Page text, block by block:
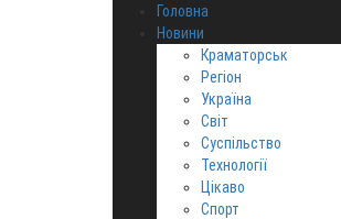
Головна
Новини
Краматорськ
Регіон
Україна
Світ
Суспільство
Технології
Цікаво
Спорт